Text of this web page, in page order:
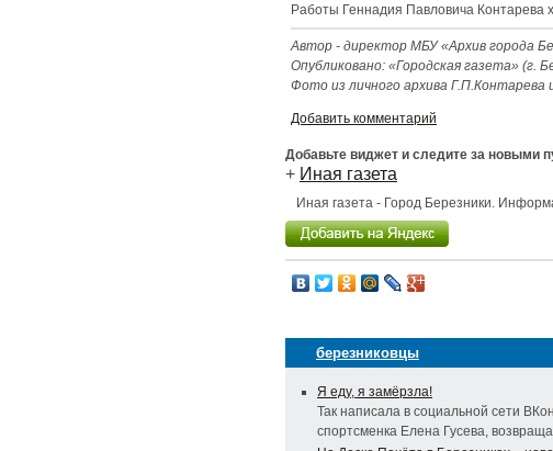
Работы Геннадия Павловича Контарева
Автор - директор МБУ «Архив города
Опубликовано: «Городская газета» (г.
Фото из личного архива Г.П.Контарева
Добавить комментарий
Добавьте виджет и следите за новыми
+ Иная газета
Иная газета - Город Березники.
березниковцы
Я еду, я замёрзла!
Так написала в социальной сети
спортсменка Елена Гусева,